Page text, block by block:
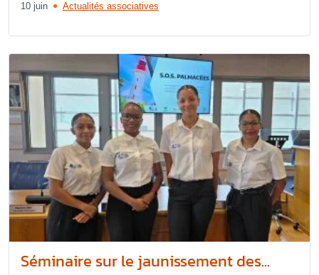
10 juin Actualités associatives
Séminaire sur le jaunissement des...